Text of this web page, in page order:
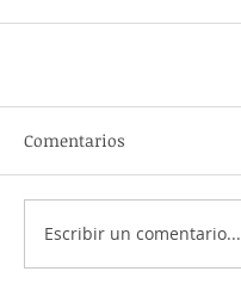
Comentarios
Escribir un comentario...